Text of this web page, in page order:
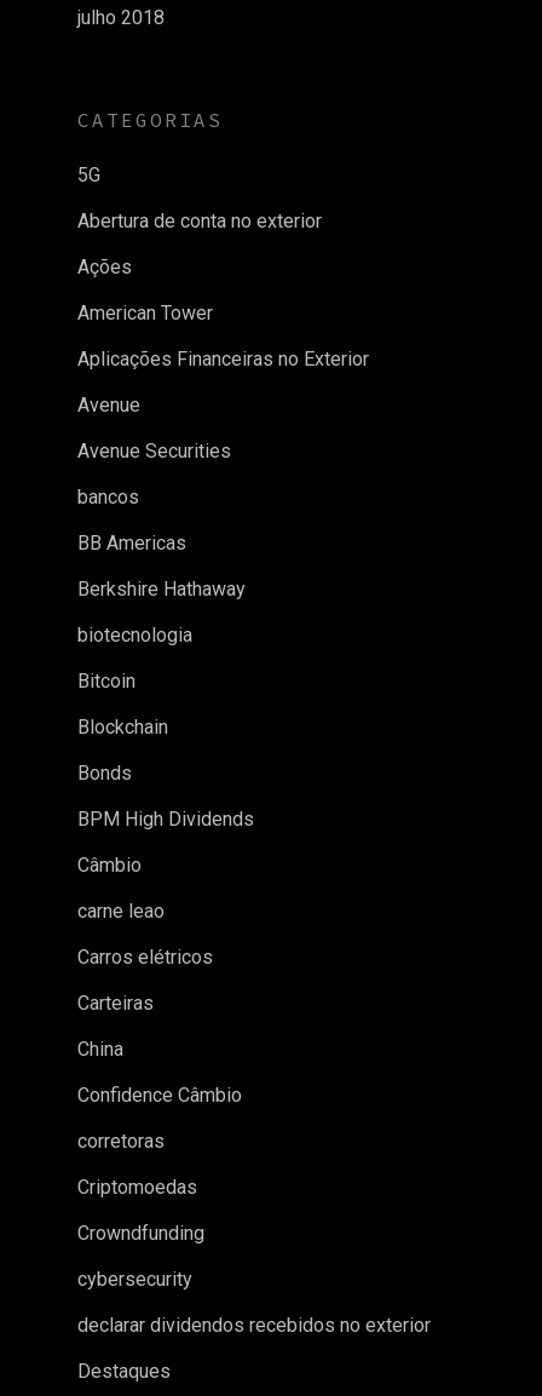
julho 2018
CATEGORIAS
5G
Abertura de conta no exterior
Ações
American Tower
Aplicações Financeiras no Exterior
Avenue
Avenue Securities
bancos
BB Americas
Berkshire Hathaway
biotecnologia
Bitcoin
Blockchain
Bonds
BPM High Dividends
Câmbio
carne leao
Carros elétricos
Carteiras
China
Confidence Câmbio
corretoras
Criptomoedas
Crowndfunding
cybersecurity
declarar dividendos recebidos no exterior
Destaques